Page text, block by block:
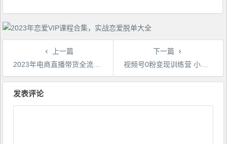
上一篇
2023年电商直播带货全流程实操课
下一篇
视频号0粉变现训练营 小白从0到1 快速起号变现 月入十万不是梦
文
发表评论